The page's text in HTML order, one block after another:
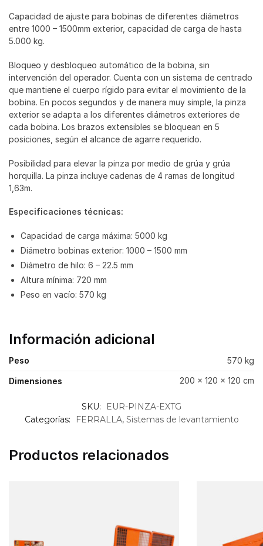
Capacidad de ajuste para bobinas de diferentes diámetros
entre 1000 – 1500mm exterior, capacidad de carga de hasta
5.000 kg.
Bloqueo y desbloqueo automático de la bobina, sin
intervención del operador. Cuenta con un sistema de centrado
que mantiene el cuerpo rígido para evitar el movimiento de la
bobina. En pocos segundos y de manera muy simple, la pinza
exterior se adapta a los diferentes diámetros exteriores de
cada bobina. Los brazos extensibles se bloquean en 5
posiciones, según el alcance de agarre requerido.
Posibilidad para elevar la pinza por medio de grúa y grúa
horquilla. La pinza incluye cadenas de 4 ramas de longitud
1,63m.
Especificaciones técnicas:
Capacidad de carga máxima: 5000 kg
Diámetro bobinas exterior: 1000 – 1500 mm
Diámetro de hilo: 6 – 22.5 mm
Altura mínima: 720 mm
Peso en vacío: 570 kg
Información adicional
Peso 570 kg
Dimensiones 200 × 120 × 120 cm
SKU:
EUR-PINZA-EXTG
Categorías:
FERRALLA, Sistemas de levantamiento
Productos relacionados